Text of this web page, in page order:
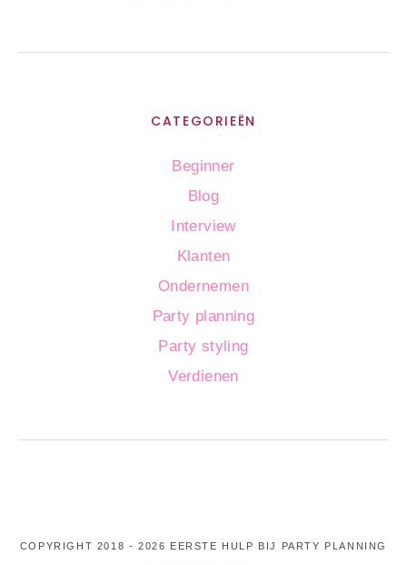
CATEGORIEËN
Beginner
Blog
Interview
Klanten
Ondernemen
Party planning
Party styling
Verdienen
COPYRIGHT 2018 - 2026 EERSTE HULP BIJ PARTY PLANNING